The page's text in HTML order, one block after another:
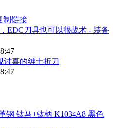
制链接
EDC刀具也可以很战术 - 装备
讨喜的绅士折刀
钢 钛马+钛柄 K1034A8 黑色